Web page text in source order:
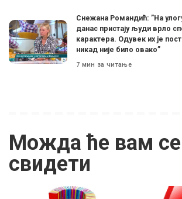
Снежана Романдић: ”На
данас пристају људи врло
карактера. Одувек их је
никад није било овако”
7 мин за читање
Можда ће вам се
свидети